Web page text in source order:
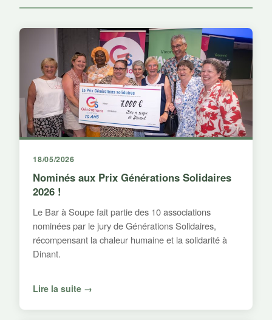
18/05/2026
Nominés aux Prix Générations Solidaires
2026 !
Le Bar à Soupe fait partie des 10 associations
nominées par le jury de Générations Solidaires,
récompensant la chaleur humaine et la solidarité à
Dinant.
Lire la suite →